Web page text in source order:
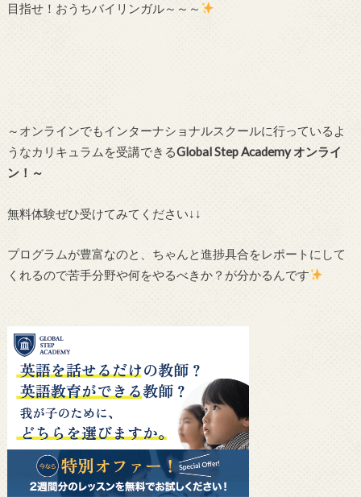
目指せ！おうちバイリンガル～～～
～オンラインでもインターナショナルスクールに行っているよ
うなカリキュラムを受講できるGlobal Step Academy オンライ
ン！～
無料体験ぜひ受けてみてください↓↓
プログラムが豊富なのと、ちゃんと進捗具合をレポートにして
くれるので苦手分野や何をやるべきか？が分かるんです